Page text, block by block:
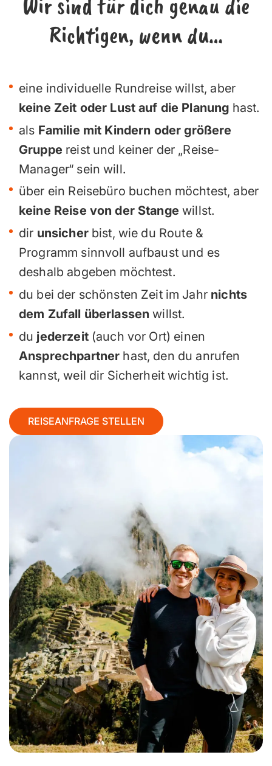
Richtigen, wenn du…
eine individuelle Rundreise willst, aber
keine Zeit oder Lust auf die Planung hast.
als Familie mit Kindern oder größere
Gruppe reist und keiner der „Reise-
Manager“ sein will.
über ein Reisebüro buchen möchtest, aber
keine Reise von der Stange willst.
dir unsicherbist, wie du Route &
Programm sinnvoll aufbaust und es
deshalb abgeben möchtest.
du bei der schönsten Zeit im Jahr nichts
dem Zufall überlassen willst.
du jederzeit(auch vor Ort) einen
Ansprechpartner hast, den du anrufen
kannst, weil dir Sicherheit wichtig ist.
REISEANFRAGE STELLEN